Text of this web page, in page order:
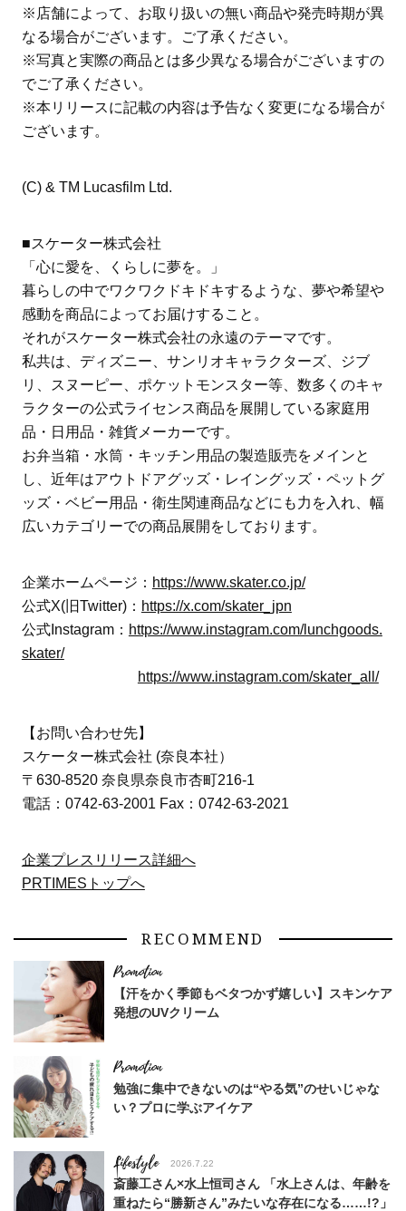
※店舗によって、お取り扱いの無い商品や発売時期が異
なる場合がございます。ご了承ください。
※写真と実際の商品とは多少異なる場合がございますの
でご了承ください。
※本リリースに記載の内容は予告なく変更になる場合が
ございます。
(C) & TM Lucasfilm Ltd.
■スケーター株式会社
「心に愛を、くらしに夢を。」
暮らしの中でワクワクドキドキするような、夢や希望や
感動を商品によってお届けすること。
それがスケーター株式会社の永遠のテーマです。
私共は、ディズニー、サンリオキャラクターズ、ジブ
リ、スヌーピー、ポケットモンスター等、数多くのキャ
ラクターの公式ライセンス商品を展開している家庭用
品・日用品・雑貨メーカーです。
お弁当箱・水筒・キッチン用品の製造販売をメインと
し、近年はアウトドアグッズ・レイングッズ・ペットグ
ッズ・ベビー用品・衛生関連商品などにも力を入れ、幅
広いカテゴリーでの商品展開をしております。
企業ホームページ： https://www.skater.co.jp/
公式X(旧Twitter)： https://x.com/skater_jpn
公式Instagram： https://www.instagram.com/lunchgoods.
skater/
https://www.instagram.com/skater_all/
【お問い合わせ先】
スケーター株式会社 (奈良本社）
〒630-8520 奈良県奈良市杏町216-1
電話：0742-63-2001 Fax：0742-63-2021
企業プレスリリース詳細へ
PRTIMESトップへ
RECOMMEND
【汗をかく季節もベタつかず嬉しい】スキンケア
発想のUVクリーム
勉強に集中できないのは“やる気”のせいじゃな
い？プロに学ぶアイケア
Lifestyle 2026.7.22
斎藤工さん×水上恒司さん 「水上さんは、年齢を
重ねたら“勝新さん”みたいな存在になる……!?」